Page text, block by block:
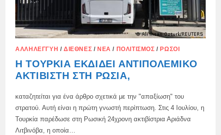
ΑΛΛΗΛΕΓΓΎΗ /ΔΙΕΘΝΈΣ /ΝΈΑ / ΠΟΛΙΤΙΣΜΌΣ /ΡΏΣΟΙ
Η ΤΟΥΡΚΊΑ ΕΚΔΊΔΕΙ ΑΝΤΙΠΟΛΕΜΙΚΌ
ΑΚΤΙΒΙΣΤΉ ΣΤΗ ΡΩΣΊΑ,
καταζητείται για ένα άρθρο σχετικά με την "απαξίωση" του
στρατού. Αυτή είναι η πρώτη γνωστή περίπτωση. Στις 4 Ιουλίου, η
Τουρκία παρέδωσε στη Ρωσική 24χρονη ακτιβίστρια Αριάδνα
Λιτβινόβα, η οποία…